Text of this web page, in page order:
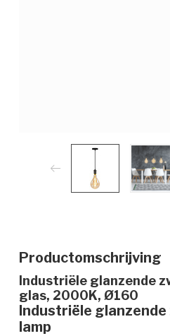
Productomschrijving
Industriële glanzende
glas, 2000K, Ø160
Industriële
lamp